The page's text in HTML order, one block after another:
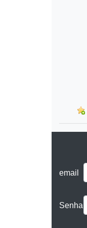
email
Senha